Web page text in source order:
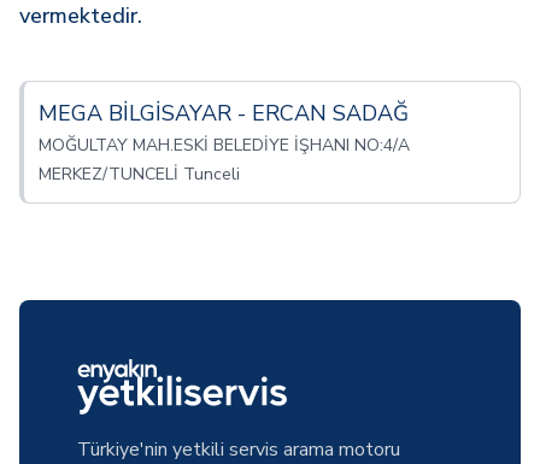
vermektedir.
MEGA BİLGİSAYAR - ERCAN SADAĞ
MOĞULTAY MAH.ESKİ BELEDİYE İŞHANI NO:4/A
MERKEZ/TUNCELİ Tunceli
Türkiye'nin yetkili servis arama motoru